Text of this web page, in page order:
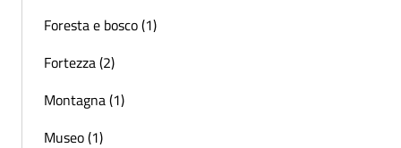
Foresta e bosco (1)
Fortezza (2)
Montagna (1)
Museo (1)